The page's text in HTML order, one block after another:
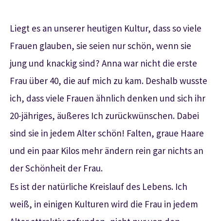
Liegt es an unserer heutigen Kultur, dass so viele
Frauen glauben, sie seien nur schön, wenn sie
jung und knackig sind? Anna war nicht die erste
Frau über 40, die auf mich zu kam. Deshalb wusste
ich, dass viele Frauen ähnlich denken und sich ihr
20-jähriges, äußeres Ich zurückwünschen. Dabei
sind sie in jedem Alter schön! Falten, graue Haare
und ein paar Kilos mehr ändern rein gar nichts an
der Schönheit der Frau.
Es ist der natürliche Kreislauf des Lebens. Ich
weiß, in einigen Kulturen wird die Frau in jedem